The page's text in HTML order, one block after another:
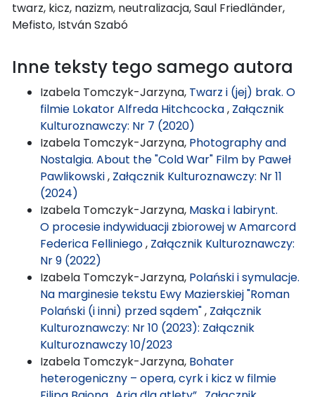
twarz, kicz, nazizm, neutralizacja, Saul Friedländer,
Mefisto, István Szabó
Inne teksty tego samego autora
Izabela Tomczyk-Jarzyna, Twarz i (jej) brak. O
filmie Lokator Alfreda Hitchcocka, Załącznik
Kulturoznawczy: Nr 7 (2020)
Izabela Tomczyk-Jarzyna, Photography and
Nostalgia. About the "Cold War" Film by Paweł
Pawlikowski, Załącznik Kulturoznawczy: Nr 11
(2024)
Izabela Tomczyk-Jarzyna, Maska i labirynt.
O procesie indywiduacji zbiorowej w Amarcord
Federica Felliniego, Załącznik Kulturoznawczy:
Nr 9 (2022)
Izabela Tomczyk-Jarzyna, Polański i symulacje.
Na marginesie tekstu Ewy Mazierskiej "Roman
Polański (i inni) przed sądem", Załącznik
Kulturoznawczy: Nr 10 (2023): Załącznik
Kulturoznawczy 10/2023
Izabela Tomczyk-Jarzyna, Bohater
heterogeniczny – opera, cyrk i kicz w filmie